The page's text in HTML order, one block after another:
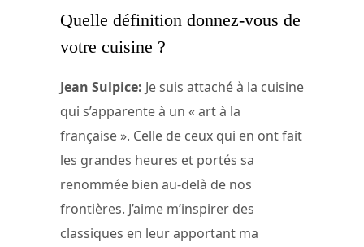
Quelle définition donnez-vous de
votre cuisine ?
Jean Sulpice: Je suis attaché à la cuisine
qui s’apparente à un « art à la
française ». Celle de ceux qui en ont fait
les grandes heures et portés sa
renommée bien au-delà de nos
frontières. J’aime m’inspirer des
classiques en leur apportant ma